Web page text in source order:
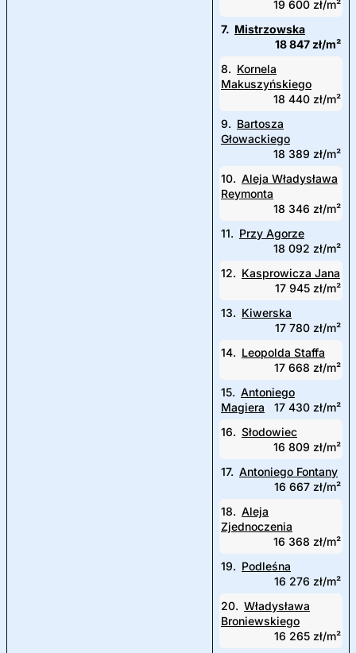
19 600 zł/m²
7. Mistrzowska
18 847 zł/m²
8. Kornela
Makuszyńskiego
18 440 zł/m²
9. Bartosza
Głowackiego
18 389 zł/m²
10. Aleja Władysława
Reymonta
18 346 zł/m²
11. Przy Agorze
18 092 zł/m²
12. Kasprowicza Jana
17 945 zł/m²
13. Kiwerska
17 780 zł/m²
14. Leopolda Staffa
17 668 zł/m²
15. Antoniego
Magiera
17 430 zł/m²
16. Słodowiec
16 809 zł/m²
17. Antoniego Fontany
16 667 zł/m²
18. Aleja
Zjednoczenia
16 368 zł/m²
19. Podleśna
16 276 zł/m²
20. Władysława
Broniewskiego
16 265 zł/m²